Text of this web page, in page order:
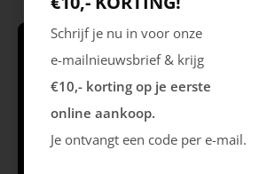
Schrijf je in & krijg €10,- korting*
eerste online aankoop!
Schrijf je nu in voor onze
e-mailnieuwsbrief & krijg
€10,- korting op je eerste
online aankoop.
Je ontvangt een code per e-mail.